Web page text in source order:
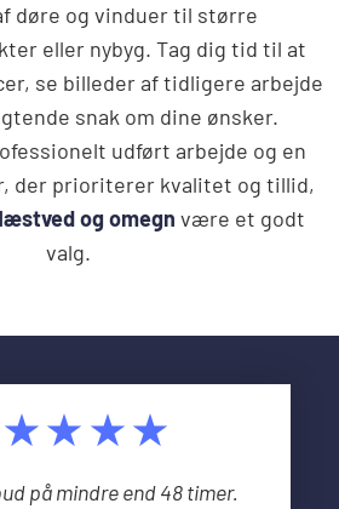
døre og vinduer til større
eller nybyg. Tag dig tid til at
se billeder af tidligere arbejde
snak om dine ønsker.
udført arbejde og en
der prioriterer kvalitet og tillid,
og omegn være et godt
valg.
på mindre end 48 timer.